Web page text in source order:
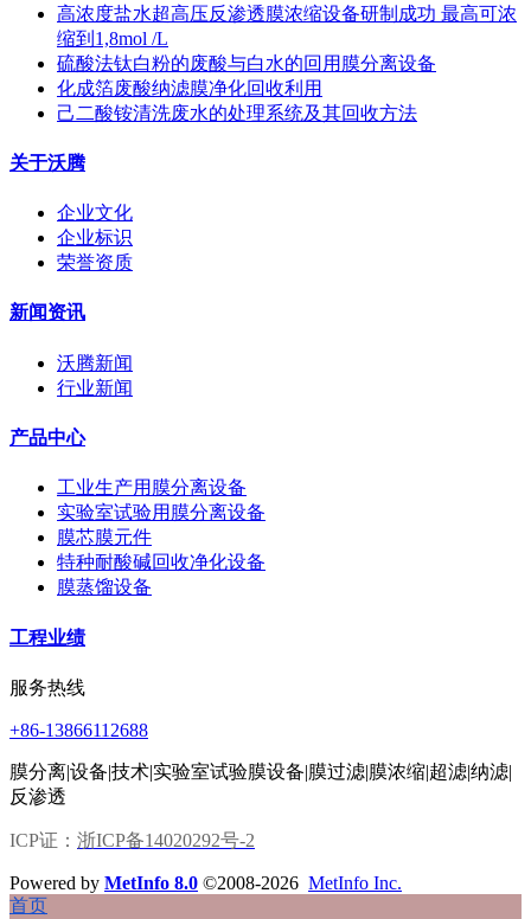
高浓度盐水超高压反渗透膜浓缩设备研制成功 最高可浓
缩到1,8mol /L
硫酸法钛白粉的废酸与白水的回用膜分离设备
化成箔废酸纳滤膜净化回收利用
己二酸铵清洗废水的处理系统及其回收方法
关于沃腾
企业文化
企业标识
荣誉资质
新闻资讯
沃腾新闻
行业新闻
产品中心
工业生产用膜分离设备
实验室试验用膜分离设备
膜芯膜元件
特种耐酸碱回收净化设备
膜蒸馏设备
工程业绩
服务热线
+86-13866112688
膜分离|设备|技术|实验室试验膜设备|膜过滤|膜浓缩|超滤|纳滤|
反渗透
ICP证： 浙ICP备14020292号-2
Powered by MetInfo 8.0 ©2008-2026 MetInfo Inc.
首页